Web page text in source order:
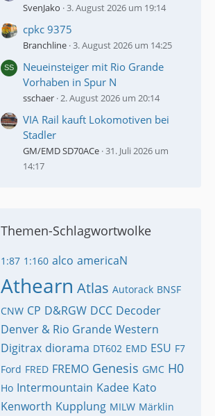
SvenJako 3. August 2026 um 19:14
cpkc 9375
Branchline 3. August 2026 um 14:25
Neueinsteiger mit Rio Grande
Vorhaben in Spur N
sschaer 2. August 2026 um 20:14
VIA Rail kauft Lokomotiven bei
Stadler
GM/EMD SD70ACe 31. Juli 2026 um
14:17
Themen-Schlagwortwolke
1:87 1:160 alco americaN
Athearn Atlas Autorack BNSF
CNW CP D&RGW DCC Decoder
Denver & Rio Grande Western
Digitrax diorama DT602 EMD ESU F7
Ford FRED FREMO Genesis GMC H0
Ho Intermountain Kadee Kato
Kenworth Kupplung MILW Märklin